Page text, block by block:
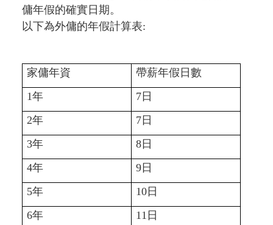
傭年假的確實日期。
以下為外傭的年假計算表:
家傭年資 帶薪年假日數
1年 7日
2年 7日
3年 8日
4年 9日
5年 10日
6年 11日